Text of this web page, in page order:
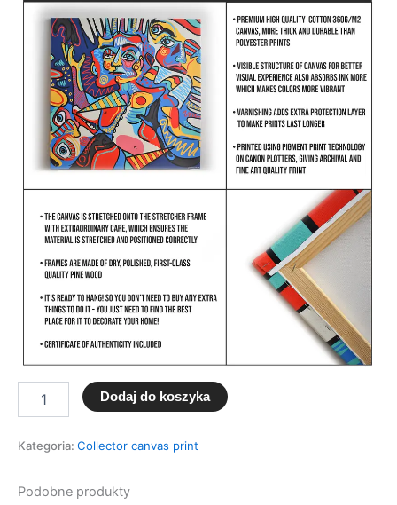
Dodaj do koszyka
Kategoria: Collector canvas print
Podobne produkty